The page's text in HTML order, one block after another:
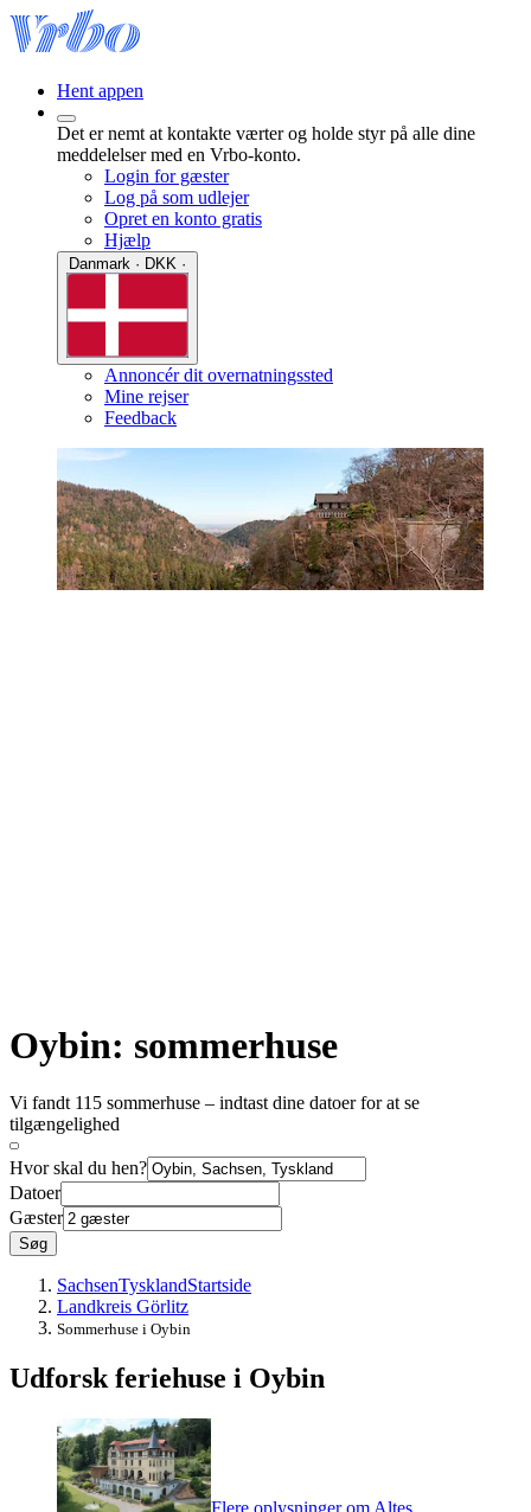
Hent appen
Det er nemt at kontakte værter og holde styr på alle dine
meddelelser med en Vrbo-konto.
Login for gæster
Log på som udlejer
Opret en konto gratis
Hjælp
Annoncér dit overnatningssted
Mine rejser
Feedback
Oybin: sommerhuse
Vi fandt 115 sommerhuse – indtast dine datoer for at se
tilgængelighed
Hvor skal du hen?
Datoer
Gæster
Søg
SachsenTysklandStartside
Landkreis Görlitz
Sommerhuse i Oybin
Udforsk feriehuse i Oybin
Flere oplysninger om Altes